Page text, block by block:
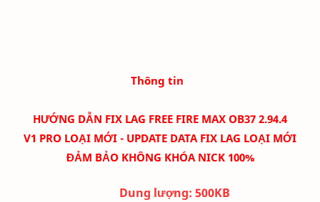
Thông tin
HƯỚNG DẪN FIX LAG FREE FIRE MAX OB37 2.94.4
V1 PRO LOẠI MỚI - UPDATE DATA FIX LAG LOẠI MỚI
ĐẢM BẢO KHÔNG KHÓA NICK 100%
Dung lượng: 500KB